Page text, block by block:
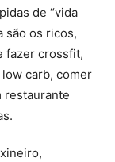
de “vida
são os ricos,
fazer crossfit,
carb, comer
restaurante